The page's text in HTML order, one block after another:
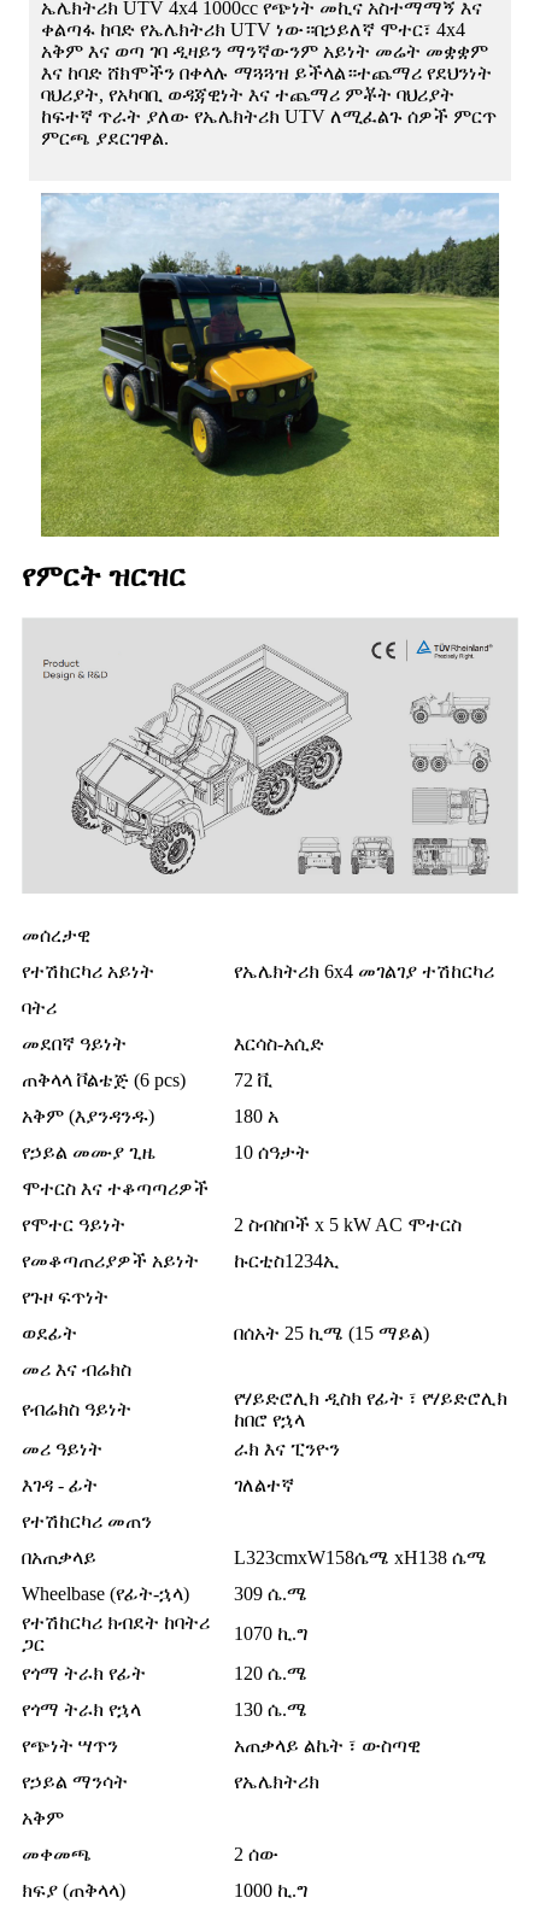
ኤሌክትሪክ UTV 4x4 1000cc የጭነት መኪና አስተማማኝ እና
ቀልጣፋ ከባድ የኤሌክትሪክ UTV ነው።በኃይለኛ ሞተር፣ 4x4
አቅም እና ወጣ ገባ ዲዛይን ማንኛውንም አይነት መሬት መቋቋም
እና ከባድ ሸክሞችን በቀላሉ ማጓጓዝ ይችላል።ተጨማሪ የደህንነት
ባህሪያት, የአካባቢ ወዳጃዊነት እና ተጨማሪ ምቾት ባህሪያት
ከፍተኛ ጥራት ያለው የኤሌክትሪክ UTV ለሚፈልጉ ሰዎች ምርጥ
ምርጫ ያደርገዋል.
የምርት ዝርዝር
መሰረታዊ
የተሽከርካሪ አይነት
የኤሌክትሪክ 6x4 መገልገያ ተሽከርካሪ
ባትሪ
መደበኛ ዓይነት
እርሳስ-አሲድ
ጠቅላላ ቮልቴጅ (6 pcs)
72 ቪ
አቅም (እያንዳንዱ)
180 አ
የኃይል መሙያ ጊዜ
10 ሰዓታት
ሞተርስ እና ተቆጣጣሪዎች
የሞተር ዓይነት
2 ስብስቦች x 5 kW AC ሞተርስ
የመቆጣጠሪያዎች አይነት
ኩርቲስ1234ኢ
የጉዞ ፍጥነት
ወደፊት
በሰአት 25 ኪሜ (15 ማይል)
መሪ እና ብሬክስ
የብሬክስ ዓይነት
የሃይድሮሊክ ዲስክ የፊት ፣ የሃይድሮሊክ
ከበሮ የኋላ
መሪ ዓይነት
ራክ እና ፒንዮን
እገዳ - ፊት
ገለልተኛ
የተሽከርካሪ መጠን
በአጠቃላይ
L323cmxW158ሴሜ xH138 ሴሜ
Wheelbase (የፊት-ኋላ)
309 ሴ.ሜ
የተሽከርካሪ ክብደት ከባትሪ
ጋር
1070 ኪ.ግ
የጎማ ትራክ የፊት
120 ሴ.ሜ
የጎማ ትራክ የኋላ
130 ሴ.ሜ
የጭነት ሣጥን
አጠቃላይ ልኬት ፣ ውስጣዊ
የኃይል ማንሳት
የኤሌክትሪክ
አቅም
መቀመጫ
2 ሰው
ክፍያ (ጠቅላላ)
1000 ኪ.ግ